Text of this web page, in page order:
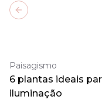
Paisagismo
6 plantas ideais
iluminação
Previous slide